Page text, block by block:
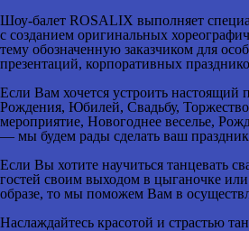
Шоу-балет ROSALIX выполняет
с созданием оригинальных
тему обозначенную заказчиком для
презентаций, корпоративных
Если Вам хочется устроить настоящий
Рождения, Юбилей, Свадьбу,
мероприятие, Новогоднее веселье,
— мы будем рады сделать ваш
Если Вы хотите научиться танцевать
гостей своим выходом в цыганочке
образе, то мы поможем Вам в
Наслаждайтесь красотой и страстью